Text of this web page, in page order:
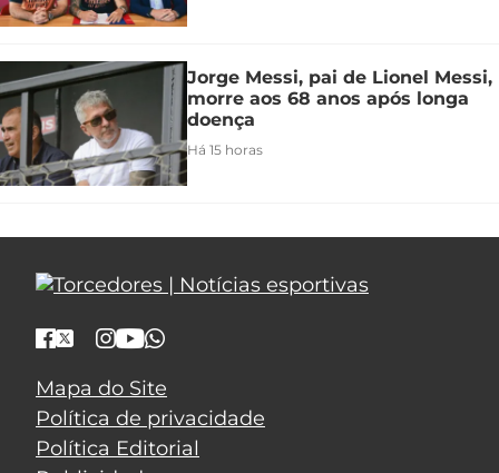
Jorge Messi, pai de Lionel Messi,
morre aos 68 anos após longa
doença
Há 15 horas
Mapa do Site
Política de privacidade
Política Editorial